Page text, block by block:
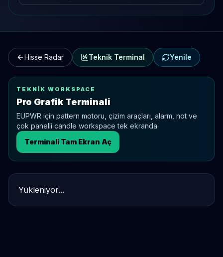
Hisse Radar Teknik Terminal Yenile
TEKNIK WORKSPACE
Pro Grafik Terminali
EUPWR için pattern motoru, çizim araçları, alarm, not ve
çok panelli candle workspace tek ekranda.
Terminali Tam Ekran Aç
Yükleniyor...